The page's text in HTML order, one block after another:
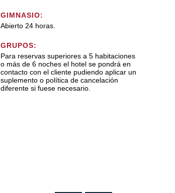
GIMNASIO:
Abierto 24 horas.
GRUPOS:
Para reservas superiores a 5 habitaciones
o más de 6 noches el hotel se pondrá en
contacto con el cliente pudiendo aplicar un
suplemento o política de cancelación
diferente si fuese necesario.